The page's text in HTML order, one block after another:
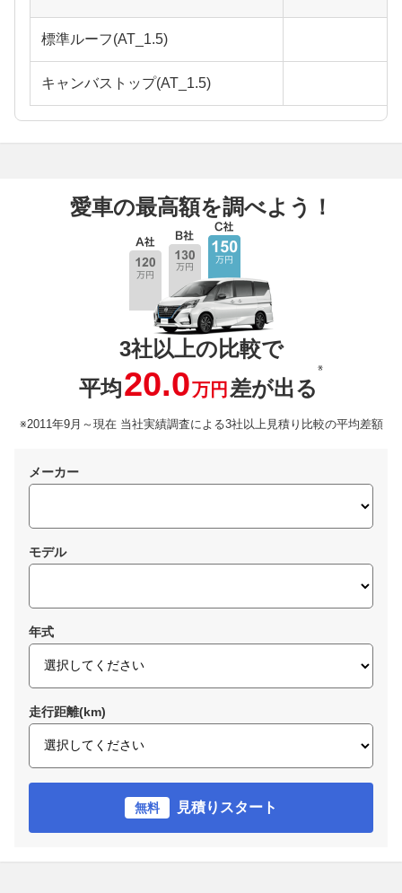
標準ルーフ(AT_1.5)
キャンバストップ(AT_1.5)
愛車の最高額を調べよう！
3社以上の比較で
平均20.0万円 差が出る
※
※2011年9月～現在 当社実績調査による3社以上見積り比較の平均差額
メーカー
モデル
年式
走行距離(km)
無料 見積りスタート